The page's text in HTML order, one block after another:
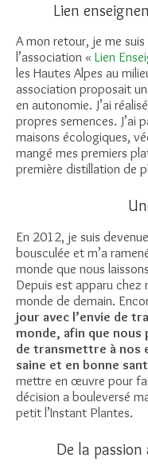
Lien
A mon retour, je me
l’association « Lien
les Hautes Alpes au
association proposait
en autonomie. J’ai
propres semences. J’ai
maisons écologiques,
mangé mes premiers
première distillation de
En 2012, je suis
bousculée et m’a
monde que nous
Depuis est apparu chez
monde de demain.
jour avec l’envie de
monde, afin que
de transmettre à nos
saine et en bonne
mettre en œuvre pour
décision a bouleversé
petit l’Instant Plantes.
De la